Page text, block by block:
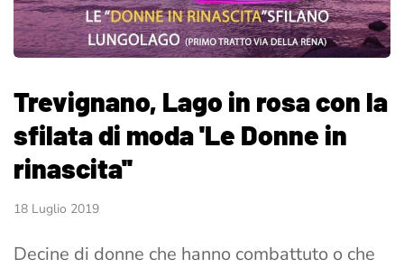
Trevignano, Lago in rosa con la
sfilata di moda 'Le Donne in
rinascita''
18 Luglio 2019
Decine di donne che hanno combattuto o che